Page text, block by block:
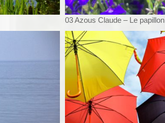
03 Azous Claude – Le papillon